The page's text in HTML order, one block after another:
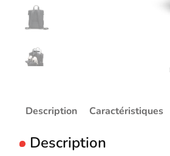
Description Caractéristiques
Description